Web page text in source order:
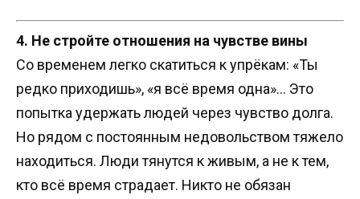
4. Не стройте отношения на чувстве вины
Со временем легко скатиться к упрёкам: «Ты
редко приходишь», «я всё время одна»… Это
попытка удержать людей через чувство долга.
Но рядом с постоянным недовольством тяжело
находиться. Люди тянутся к живым, а не к тем,
кто всё время страдает. Никто не обязан